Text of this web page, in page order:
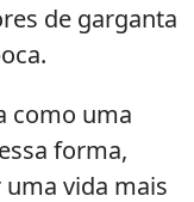
de garganta
como uma
forma,
vida mais